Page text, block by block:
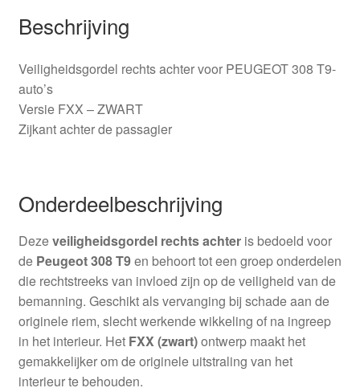
Beschrijving
Veiligheidsgordel rechts achter voor PEUGEOT 308 T9-
auto’s
Versie FXX – ZWART
Zijkant achter de passagier
Onderdeelbeschrijving
Dezeveiligheidsgordel rechts achteris bedoeld voor
de Peugeot 308 T9en behoort tot een groep onderdelen
die rechtstreeks van invloed zijn op de veiligheid van de
bemanning. Geschikt als vervanging bij schade aan de
originele riem, slecht werkende wikkeling of na ingreep
in het interieur. Het FXX (zwart)ontwerp maakt het
gemakkelijker om de originele uitstraling van het
interieur te behouden.